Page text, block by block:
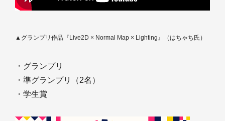
▲グランプリ作品『Live2D × Normal Map × Lighting』（はちゃち氏）
・グランプリ
・準グランプリ（2名）
・学生賞